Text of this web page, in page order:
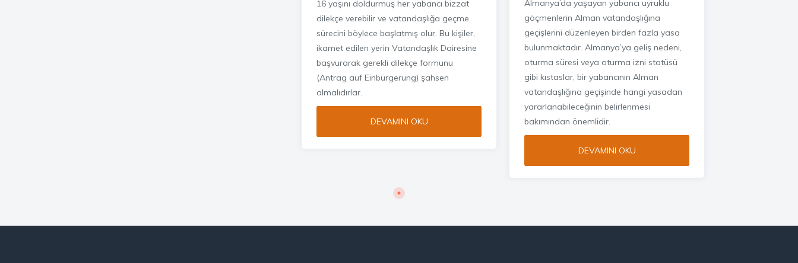
16 yaşını doldurmuş her yabancı bizzat
dilekçe verebilir ve vatandaşlığa geçme
sürecini böylece başlatmış olur. Bu kişiler,
ikamet edilen yerin Vatandaşlık Dairesine
başvurarak gerekli dilekçe formunu
(Antrag auf Einbürgerung) şahsen
almalıdırlar.
DEVAMINI OKU
Almanya’da yaşayan yabancı uyruklu
göçmenlerin Alman vatandaşlığına
geçişlerini düzenleyen birden fazla yasa
bulunmaktadır. Almanya’ya geliş nedeni,
oturma süresi veya oturma izni statüsü
gibi kıstaslar, bir yabancının Alman
vatandaşlığına geçişinde hangi yasadan
yararlanabileceğinin belirlenmesi
bakımından önemlidir.
DEVAMINI OKU